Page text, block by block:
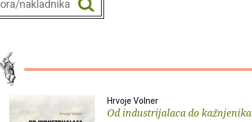
Hrvoje Volner
Od industrijalaca do kažnjenika